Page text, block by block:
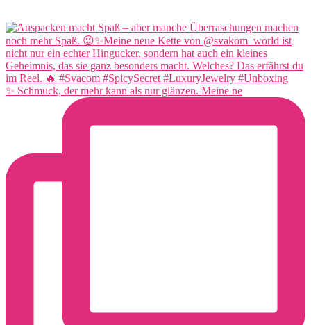
✨ Schmuck, der mehr kann als nur glänzen. Meine ne